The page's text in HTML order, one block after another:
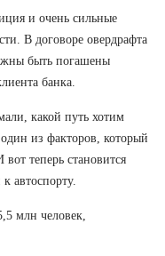
и очень сильные
В договоре овердрафта
быть погашены
банка.
какой путь хотим
из факторов, который
теперь становится
автоспорту.
млн человек,